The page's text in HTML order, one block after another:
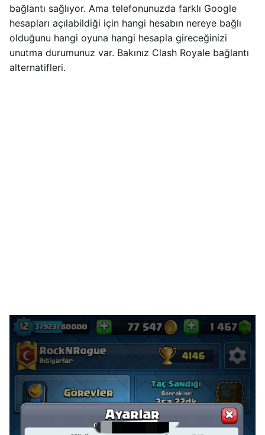
bağlantı sağlıyor. Ama telefonunuzda farklı Google
hesapları açılabildiği için hangi hesabın nereye bağlı
olduğunu hangi oyuna hangi hesapla gireceğinizi
unutma durumunuz var. Bakınız Clash Royale bağlantı
alternatifleri.